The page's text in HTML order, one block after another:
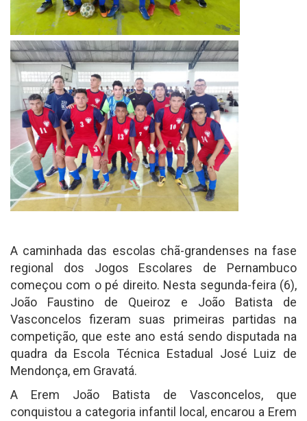
A caminhada das escolas chã-grandenses na fase
regional dos Jogos Escolares de Pernambuco
começou com o pé direito. Nesta segunda-feira (6),
João Faustino de Queiroz e João Batista de
Vasconcelos fizeram suas primeiras partidas na
competição, que este ano está sendo disputada na
quadra da Escola Técnica Estadual José Luiz de
Mendonça, em Gravatá.
A Erem João Batista de Vasconcelos, que
conquistou a categoria infantil local, encarou a Erem